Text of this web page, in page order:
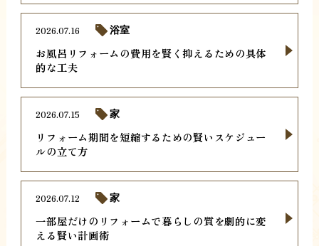
お風呂リフォームの費用を賢く抑えるための具体
的な工夫
2026.07.16 浴室
リフォーム期間を短縮するための賢いスケジュー
ルの立て方
2026.07.15 家
一部屋だけのリフォームで暮らしの質を劇的に変
える賢い計画術
2026.07.12 家